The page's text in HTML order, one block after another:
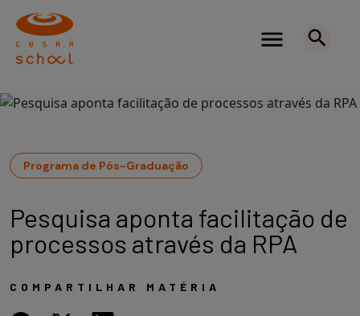
Programa de Pós-Graduação
Pesquisa aponta facilitação de
processos através da RPA
COMPARTILHAR MATÉRIA